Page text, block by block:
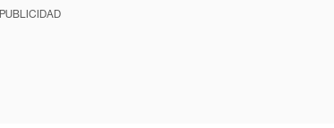
PUBLICIDAD